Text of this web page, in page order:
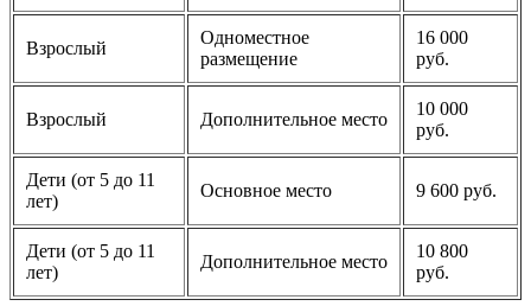
Взрослый
Одноместное
размещение
16 000
руб.
Взрослый Дополнительное место
10 000
руб.
Дети (от 5 до 11
лет)
Основное место 9 600 руб.
Дети (от 5 до 11
лет)
Дополнительное место
10 800
руб.